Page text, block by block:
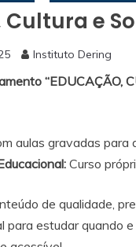
Cultura e
Instituto Dering
“EDUCAÇÃO,
aulas gravadas para
Curso
de qualidade,
para estudar quando e